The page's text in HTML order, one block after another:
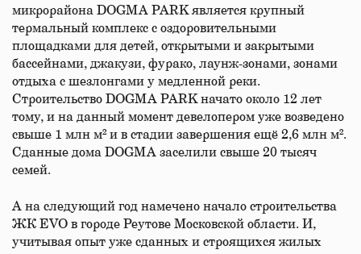
микрорайона DOGMA PARK является крупный
термальный комплекс с оздоровительными
площадками для детей, открытыми и закрытыми
бассейнами, джакузи, фурако, лаунж-зонами, зонами
отдыха с шезлонгами у медленной реки.
Строительство DOGMA PARK начато около 12 лет
тому, и на данный момент девелопером уже возведено
свыше 1 млн м² и в стадии завершения ещё 2,6 млн м².
Сданные дома DOGMA заселили свыше 20 тысяч
семей.
А на следующий год намечено начало строительства
ЖК EVO в городе Реутове Московской области. И,
учитывая опыт уже сданных и строящихся жилых